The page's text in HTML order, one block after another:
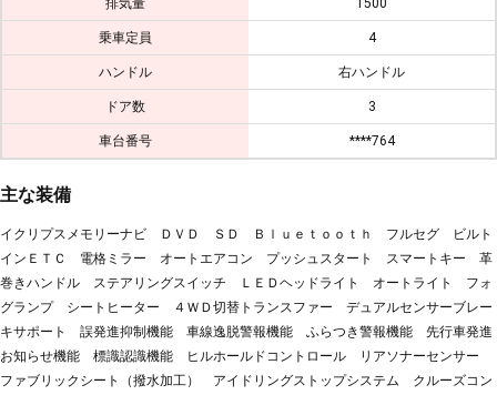
排気量 1500
乗車定員 4
ハンドル 右ハンドル
ドア数 3
車台番号 ****764
主な装備
イクリプスメモリーナビ ＤＶＤ ＳＤ Ｂｌｕｅｔｏｏｔｈ フルセグ ビルト
インＥＴＣ 電格ミラー オートエアコン プッシュスタート スマートキー 革
巻きハンドル ステアリングスイッチ ＬＥＤヘッドライト オートライト フォ
グランプ シートヒーター ４ＷＤ切替トランスファー デュアルセンサーブレー
キサポート 誤発進抑制機能 車線逸脱警報機能 ふらつき警報機能 先行車発進
お知らせ機能 標識認識機能 ヒルホールドコントロール リアソナーセンサー
ファブリックシート（撥水加工） アイドリングストップシステム クルーズコン